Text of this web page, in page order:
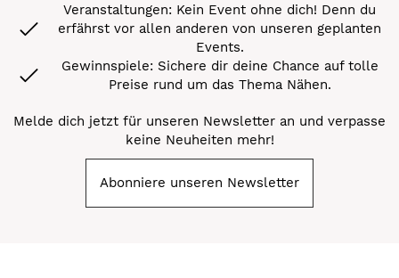
Veranstaltungen: Kein Event ohne dich! Denn du
erfährst vor allen anderen von unseren geplanten
Events.
Gewinnspiele: Sichere dir deine Chance auf tolle
Preise rund um das Thema Nähen.
Melde dich jetzt für unseren Newsletter an und verpasse
keine Neuheiten mehr!
Abonniere unseren Newsletter